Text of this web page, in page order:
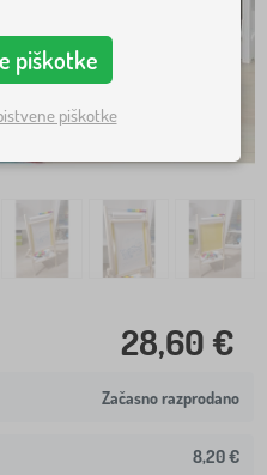
28,60 €
Začasno razprodano
8,20 €
piškotke
piškotke